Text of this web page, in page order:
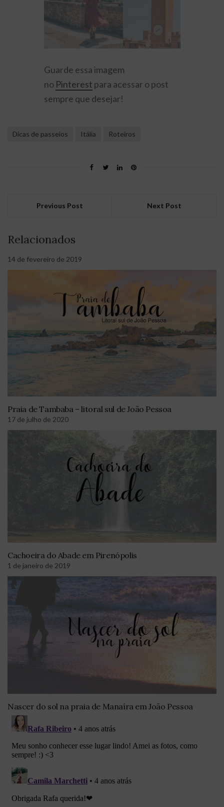
Guarde essa imagem
no Pinterest para acessar o post
sempre que desejar!
Dicas de passeios Itália Roteiros
Previous Post Next Post
Relacionados
14 de fevereiro de 2019
Praia de Tambaba – litoral sul de João Pessoa
17 de julho de 2020
Cachoeira do Abade em Pirenópolis
1 de janeiro de 2019
Nascer do sol na praia de Manaíra em João Pessoa